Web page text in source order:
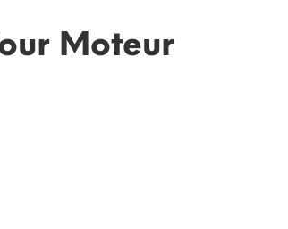
Moteur